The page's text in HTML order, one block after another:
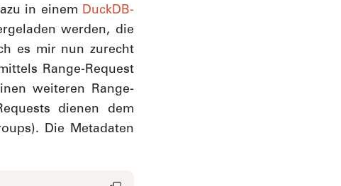
in einem DuckDB-
werden, die
es mir nun zurecht
Range-Request
weiteren Range-
dienen dem
Die Metadaten